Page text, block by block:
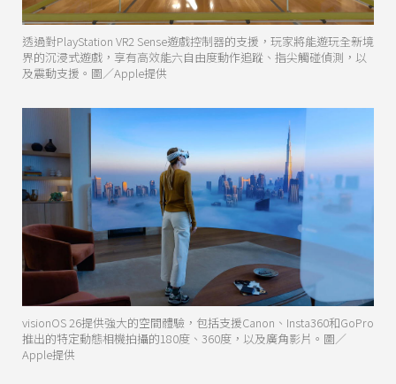
透過對PlayStation VR2 Sense遊戲控制器的支援，玩家將能遊玩全新境
界的沉浸式遊戲，享有高效能六自由度動作追蹤、指尖觸碰偵測，以
及震動支援。圖／Apple提供
visionOS 26提供強大的空間體驗，包括支援Canon、Insta360和GoPro
推出的特定動態相機拍攝的180度、360度，以及廣角影片。圖／
Apple提供